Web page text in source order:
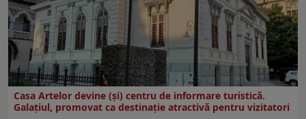
Casa Artelor devine (şi) centru de informare turistică.
Galaţiul, promovat ca destinaţie atractivă pentru vizitatori